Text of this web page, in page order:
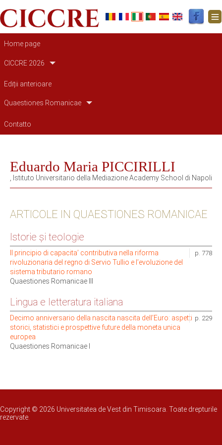
Navigazione principale
Home page
CICCRE 2026
Ediții anterioare
Quaestiones Romanicae
Contatto
Eduardo Maria PICCIRILLI
, Istituto Universitario della Mediazione Academy School di Napoli
ARTICOLE IN QUAESTIONES ROMANICAE
Istorie și teologie
p. 778
Il principio di capacita’ contributiva nella riforma
rivoluzionaria del regno di Servio Tullio e l’evoluzione del
sistema tributario romano
Quaestiones Romanicae III
Lingua e letteratura italiana
p. 229
Decimo anniversario della nascita nascita dell’Euro: aspetti
storici, statistici e prospettive future della moneta unica
europea
Quaestiones Romanicae I
Copyright © 2026 Universitatea de Vest din Timisoara. Toate drepturile
rezervate.